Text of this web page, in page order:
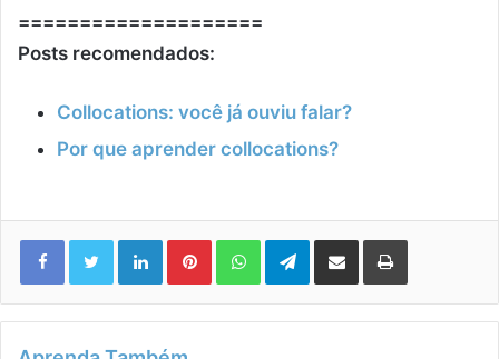
====================
Posts recomendados:
Collocations: você já ouviu falar?
Por que aprender collocations?
LinkedinPinterestWhatsAppTelegram
Compartilhar via e-mail Imprimir